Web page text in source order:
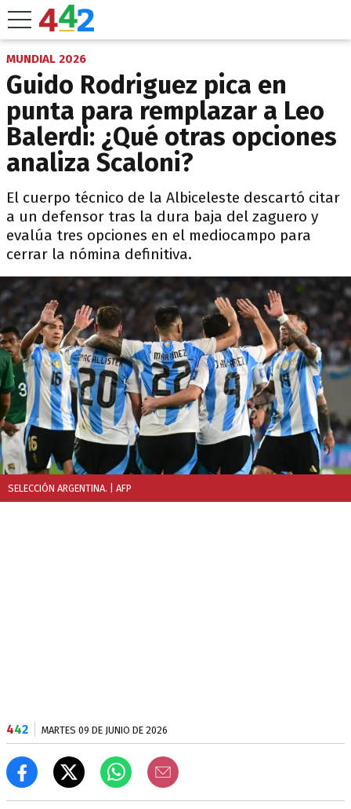
MUNDIAL 2026
Guido Rodriguez pica en
punta para remplazar a Leo
Balerdi: ¿Qué otras opciones
analiza Scaloni?
El cuerpo técnico de la Albiceleste descartó citar
a un defensor tras la dura baja del zaguero y
evalúa tres opciones en el mediocampo para
cerrar la nómina definitiva.
SELECCIÓN ARGENTINA. | AFP
442 MARTES 09 DE JUNIO DE 2026